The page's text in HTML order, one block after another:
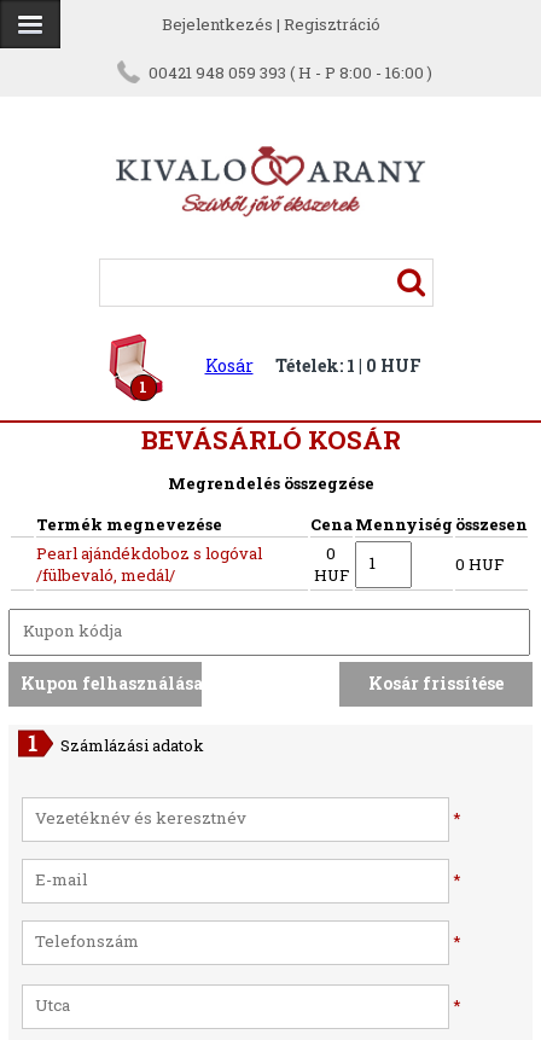
Bejelentkezés | Regisztráció
00421 948 059 393 ( H - P 8:00 - 16:00 )
1
Kosár Tételek: 1 | 0 HUF
BEVÁSÁRLÓ KOSÁR
Megrendelés összegzése
Termék megnevezése
CenaMennyiség összesen
Pearl ajándékdoboz s logóval
/fülbevaló, medál/
0
HUF
0 HUF
Számlázási adatok
*
*
*
*